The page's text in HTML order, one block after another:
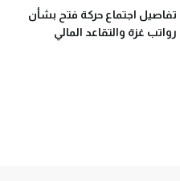
تفاصيل اجتماع حركة فتح بشأن
رواتب غزة والتقاعد المالي